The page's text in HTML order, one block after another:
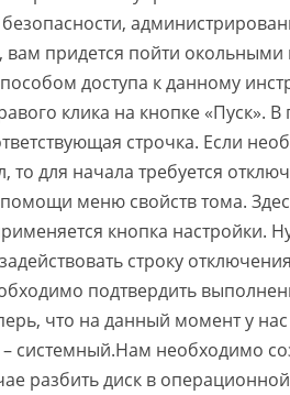
вам придется пойти
доступа к данному
клика на кнопке «Пуск».
строчка. Если
то для начала требуется
меню свойств тома.
кнопка настройки.
строку
подтвердить
что на данный момент у нас
– системный.Нам необходимо
разбить диск в